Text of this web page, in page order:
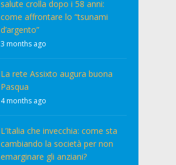
salute crolla dopo i 58 anni:
come affrontare lo “tsunami
d’argento”
3 months ago
La rete Assixto augura buona
Pasqua
4 months ago
L’Italia che invecchia: come sta
cambiando la società per non
emarginare gli anziani?